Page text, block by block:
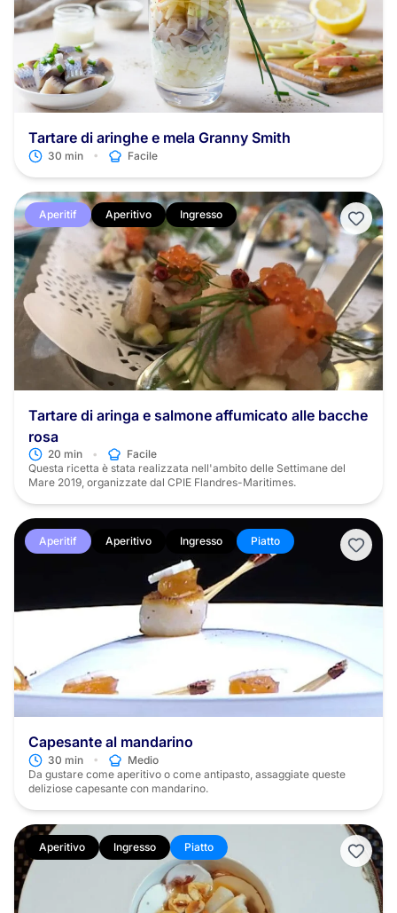
Tartare di aringhe e mela Granny Smith
30 min • Facile
Aperitif Aperitivo Ingresso
Tartare di aringa e salmone affumicato alle bacche
rosa
20 min •
Facile
Questa ricetta è stata realizzata nell'ambito delle Settimane del
Mare 2019, organizzate dal CPIE Flandres-Maritimes.
Aperitif Aperitivo Ingresso Piatto
Capesante al mandarino
30 min •
Medio
Da gustare come aperitivo o come antipasto, assaggiate queste
deliziose capesante con mandarino.
Aperitivo Ingresso Piatto